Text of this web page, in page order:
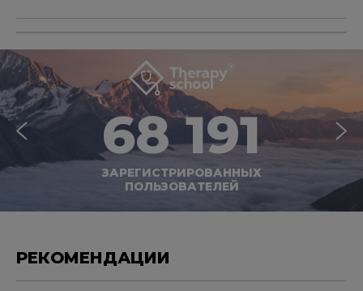
68 191
ЗАРЕГИСТРИРОВАННЫХ
ПОЛЬЗОВАТЕЛЕЙ
РЕКОМЕНДАЦИИ